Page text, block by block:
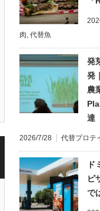
肉 代替魚
発
発
農
達
2026/7/28 代替プロテ
ド
ピ
で